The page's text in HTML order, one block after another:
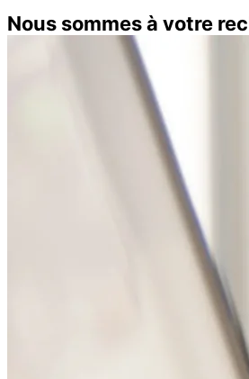
Nous sommes à votre